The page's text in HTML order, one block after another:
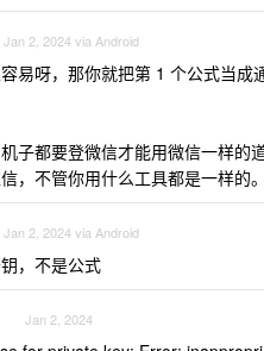
Jan 2, 2024 via Android
易呀，那你就把第 1 个公式当成
子都要登微信才能用微信一样的
，不管你用什么工具都是一样的。
Jan 2, 2024 via Android
，不是公式
Jan 2, 2024